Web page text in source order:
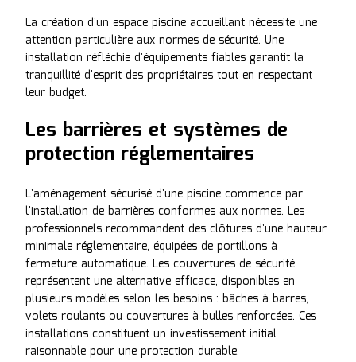
La création d'un espace piscine accueillant nécessite une
attention particulière aux normes de sécurité. Une
installation réfléchie d'équipements fiables garantit la
tranquillité d'esprit des propriétaires tout en respectant
leur budget.
Les barrières et systèmes de
protection réglementaires
L'aménagement sécurisé d'une piscine commence par
l'installation de barrières conformes aux normes. Les
professionnels recommandent des clôtures d'une hauteur
minimale réglementaire, équipées de portillons à
fermeture automatique. Les couvertures de sécurité
représentent une alternative efficace, disponibles en
plusieurs modèles selon les besoins : bâches à barres,
volets roulants ou couvertures à bulles renforcées. Ces
installations constituent un investissement initial
raisonnable pour une protection durable.